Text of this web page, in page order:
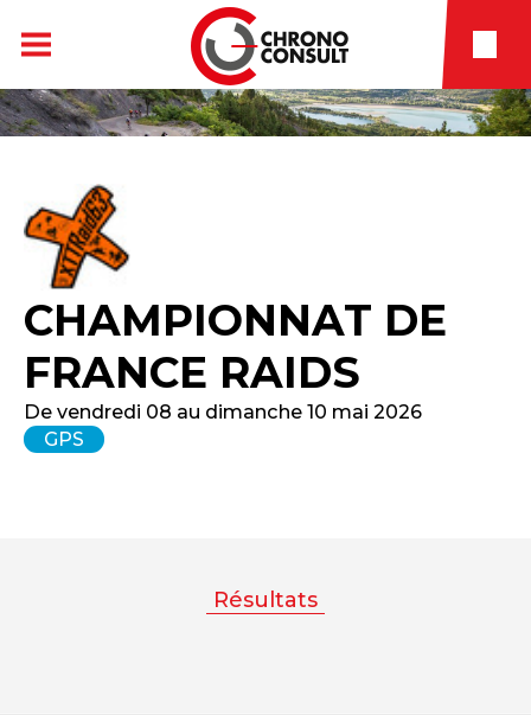
CHAMPIONNAT DE
FRANCE RAIDS
De vendredi 08 au dimanche 10 mai 2026
GPS
Résultats